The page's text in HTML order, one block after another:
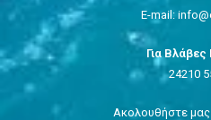
E-mail:
Για Βλάβες
24210
Ακολουθήστε